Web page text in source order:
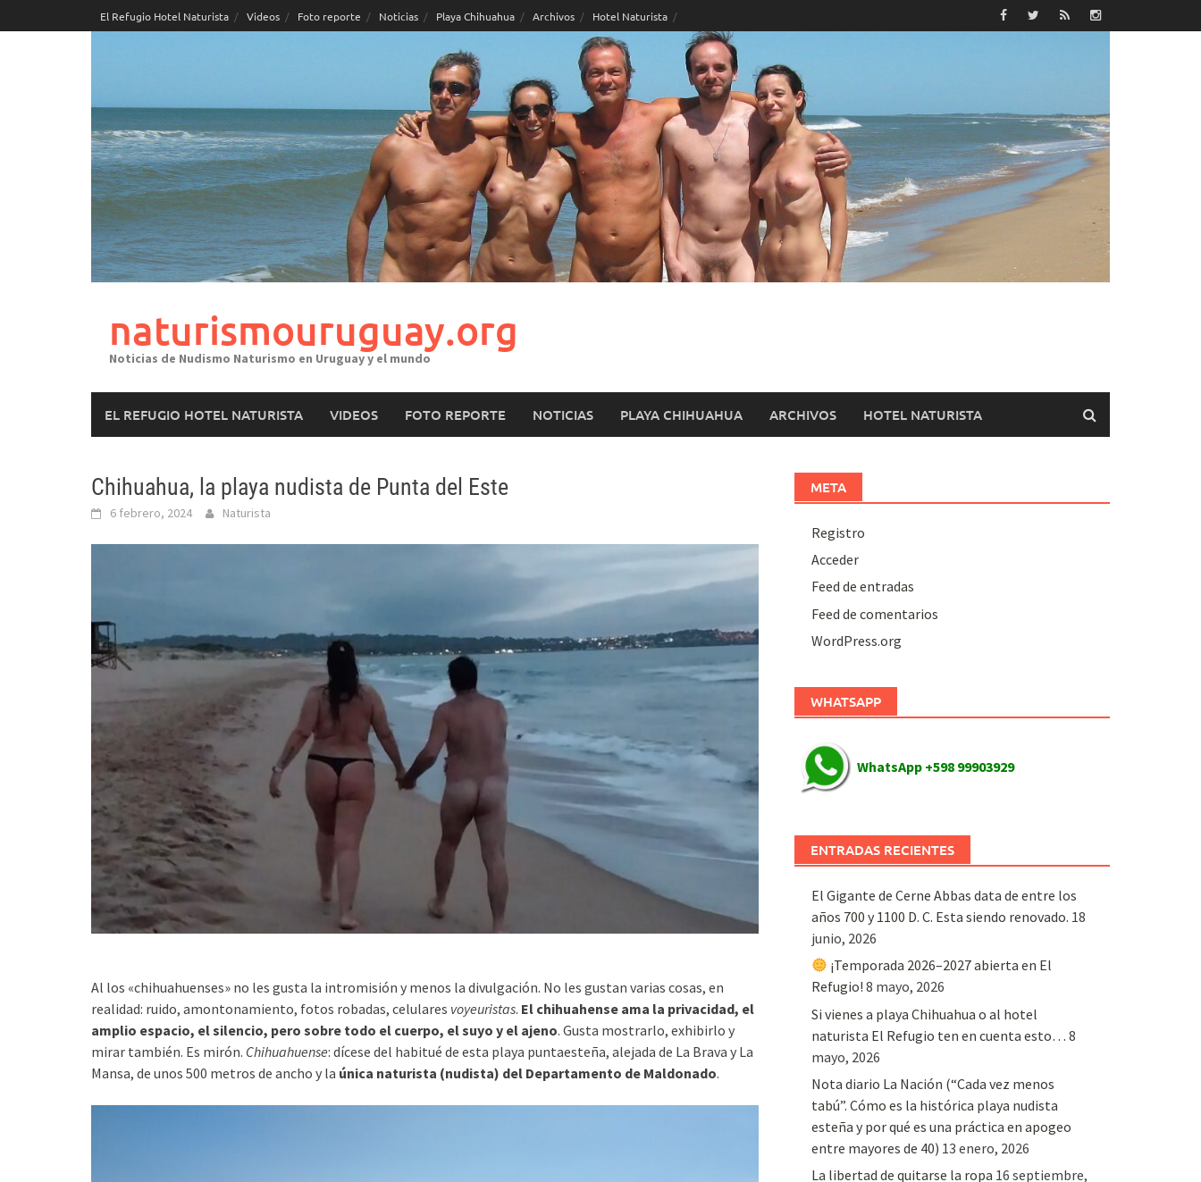
to
El Refugio Hotel Naturista Videos Foto reporte Noticias Playa Chihuahua Archivos Hotel Naturista
naturismouruguay.org
Noticias de Nudismo Naturismo en Uruguay y el mundo
EL REFUGIO HOTEL NATURISTA VIDEOS FOTO REPORTE NOTICIAS PLAYA CHIHUAHUA ARCHIVOS HOTEL NATURISTA
Chihuahua, la playa nudista de Punta del Este
6 febrero, 2024 Naturista
Al los «chihuahuenses» no les gusta la intromisión y menos la divulgación. No les gustan varias cosas, en
realidad: ruido, amontonamiento, fotos robadas, celulares voyeuristas. El chihuahense ama la privacidad, el
amplio espacio, el silencio, pero sobre todo el cuerpo, el suyo y el ajeno. Gusta mostrarlo, exhibirlo y
mirar también. Es mirón. Chihuahuense: dícese del habitué de esta playa puntaesteña, alejada de La Brava y La
Mansa, de unos 500 metros de ancho y la única naturista (nudista) del Departamento de Maldonado.
META
Registro
Acceder
Feed de entradas
Feed de comentarios
WordPress.org
WHATSAPP
WhatsApp +598 99903929
ENTRADAS RECIENTES
El Gigante de Cerne Abbas data de entre los
años 700 y 1100 D. C. Esta siendo renovado. 18
junio, 2026
¡Temporada 2026–2027 abierta en El
Refugio! 8 mayo, 2026
Si vienes a playa Chihuahua o al hotel
naturista El Refugio ten en cuenta esto… 8
mayo, 2026
Nota diario La Nación (“Cada vez menos
tabú”. Cómo es la histórica playa nudista
esteña y por qué es una práctica en apogeo
entre mayores de 40) 13 enero, 2026
La libertad de quitarse la ropa 16 septiembre,